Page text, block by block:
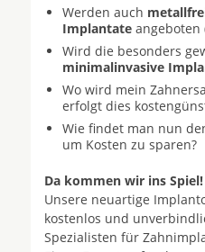
Werden auch
Implantate angeboten
Wird die besonders
minimalinvasive
Wo wird mein
erfolgt dies
Wie findet man nun
um Kosten zu sparen?
Da kommen wir ins Spiel!
Unsere neuartige
kostenlos und
Spezialisten für